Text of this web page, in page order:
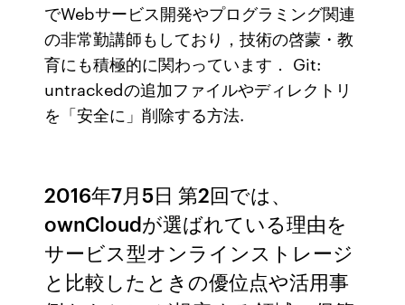
でWebサービス開発やプログラミング関連
の非常勤講師もしており，技術の啓蒙・教
育にも積極的に関わっています． Git:
untrackedの追加ファイルやディレクトリ
を「安全に」削除する方法.
2016年7月5日 第2回では、
ownCloudが選ばれている理由を
サービス型オンラインストレージ
と比較したときの優位点や活用事